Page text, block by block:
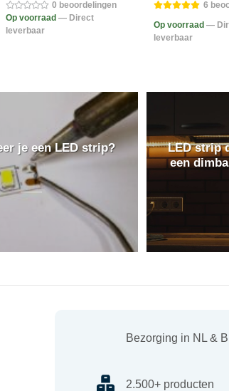
0 beoordelingen
Op voorraad — Direct
leverbaar
6
Op voorraad —
leverbaar
je een LED strip?
LED strip
een
Bezorging in NL &
2.500+ producten